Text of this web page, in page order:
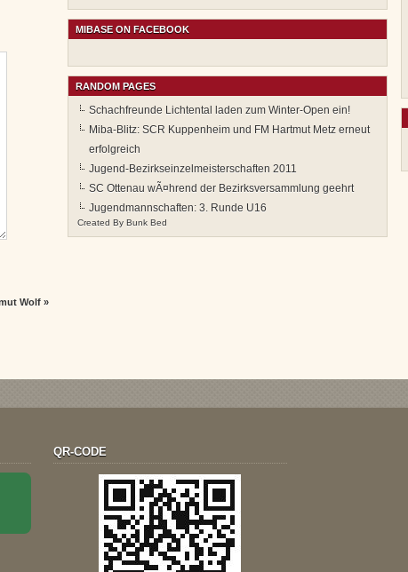
Wolf»
MIBASE ON FACEBOOK
RANDOM PAGES
Schachfreunde Lichtental laden zum Winter-Open ein!
Miba-Blitz: SCR Kuppenheim und FM Hartmut Metz erneut
erfolgreich
Jugend-Bezirkseinzelmeisterschaften 2011
SC Ottenau wÃ¤hrend der Bezirksversammlung geehrt
Jugendmannschaften: 3. Runde U16
Created By Bunk Bed
QR-CODE